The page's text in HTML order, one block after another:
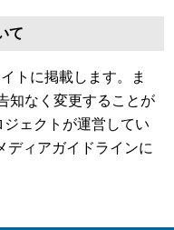
て
トに掲載します。ま
知なく変更することが
ェクトが運営してい
ディアガイドラインに